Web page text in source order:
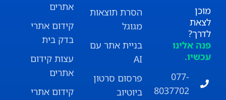
מוכן
לצאת
לדרך?
פנה אלינו
עכשיו.
077-
8037702
הסרת תוצאות
מגוגל
בניית אתר עם
AI
פרסום סרטון
ביוטיוב
אתרים
קידום אתרי
בדק בית
עצות קידום
אתרים
קידום אתרי